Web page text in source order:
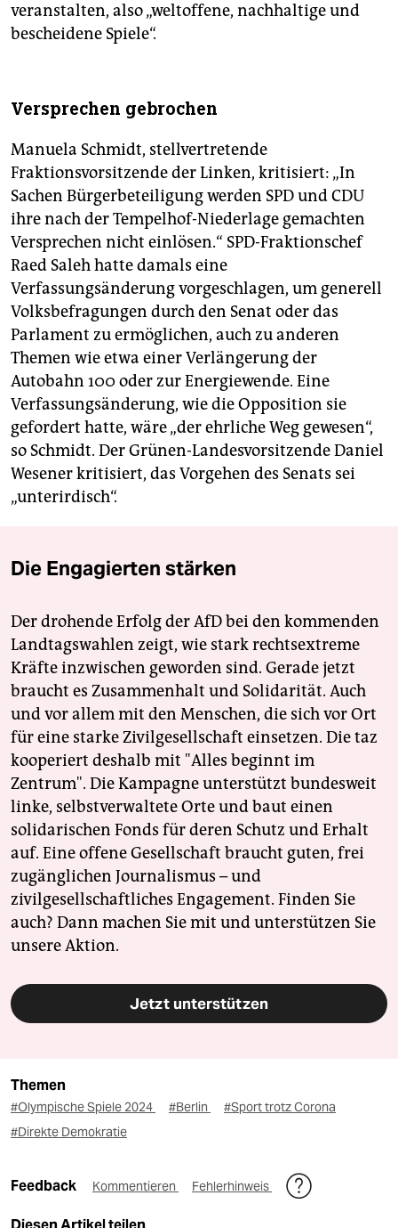
veranstalten, also „weltoffene, nachhaltige und
bescheidene Spiele“.
Versprechen gebrochen
Manuela Schmidt, stellvertretende
Fraktionsvorsitzende der Linken, kritisiert: „In
Sachen Bürgerbeteiligung werden SPD und CDU
ihre nach der Tempelhof-Niederlage gemachten
Versprechen nicht einlösen.“ SPD-Fraktionschef
Raed Saleh hatte damals eine
Verfassungsänderung vorgeschlagen, um generell
Volksbefragungen durch den Senat oder das
Parlament zu ermöglichen, auch zu anderen
Themen wie etwa einer Verlängerung der
Autobahn 100 oder zur Energiewende. Eine
Verfassungsänderung, wie die Opposition sie
gefordert hatte, wäre „der ehrliche Weg gewesen“,
so Schmidt. Der Grünen-Landesvorsitzende Daniel
Wesener kritisiert, das Vorgehen des Senats sei
„unterirdisch“.
Die Engagierten stärken
Der drohende Erfolg der AfD bei den kommenden
Landtagswahlen zeigt, wie stark rechtsextreme
Kräfte inzwischen geworden sind. Gerade jetzt
braucht es Zusammenhalt und Solidarität. Auch
und vor allem mit den Menschen, die sich vor Ort
für eine starke Zivilgesellschaft einsetzen. Die taz
kooperiert deshalb mit "Alles beginnt im
Zentrum". Die Kampagne unterstützt bundesweit
linke, selbstverwaltete Orte und baut einen
solidarischen Fonds für deren Schutz und Erhalt
auf. Eine offene Gesellschaft braucht guten, frei
zugänglichen Journalismus – und
zivilgesellschaftliches Engagement. Finden Sie
auch? Dann machen Sie mit und unterstützen Sie
unsere Aktion.
Jetzt unterstützen
Themen
#Olympische Spiele 2024 #Berlin
#Sport trotz Corona
#Direkte Demokratie
Feedback Kommentieren Fehlerhinweis